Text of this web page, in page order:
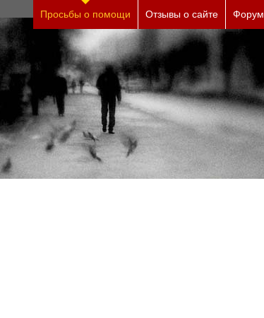
психологические причины (бесплатно)
Просьбы о помощи Отзывы о сайте Форум